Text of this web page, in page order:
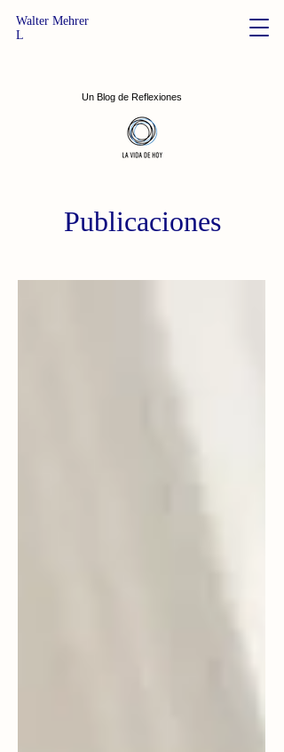
Walter Mehrer
L
Un Blog de Reflexiones
Publicaciones